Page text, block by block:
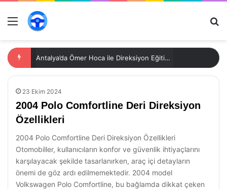
Menü
Antalya’da Ömer Hoca ile Direksiyon Eğitimi: Güvenli Sürüşün Anahtarı
23 Ekim 2024
2004 Polo Comfortline Deri Direksiyon
Özellikleri
2004 Polo Comfortline Deri Direksiyon Özellikleri
Otomobiller, kullanıcıların konfor ve güvenlik ihtiyaçlarını
karşılayacak şekilde tasarlanırken, araç içi detayların
önemi de göz ardı edilmemektedir. 2004 model
Volkswagen Polo Comfortline, bu bağlamda dikkat çeken